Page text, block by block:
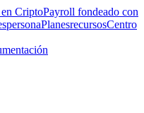
CriptoPayroll fondeado con
personaPlanesrecursosCentro